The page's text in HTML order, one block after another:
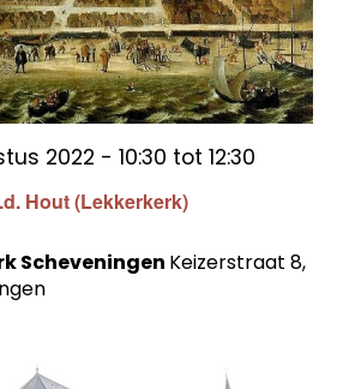
Hout (Lekkerkerk)
2022 - 10:30 tot 12:30
Scheveningen Keizerstraat 8,